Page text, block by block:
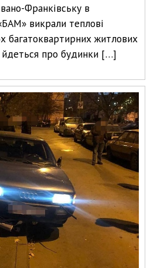
Франківську в
викрали теплові
багатоквартирних житлових
йдеться про будинки […]